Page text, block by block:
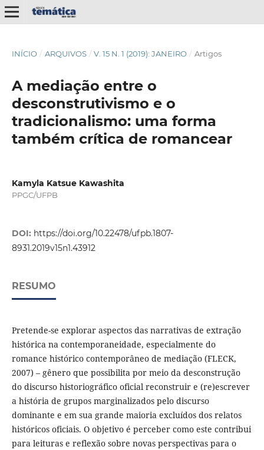
INÍCIO / ARQUIVOS / V. 15 N. 1 (2019): JANEIRO / Artigos
A mediação entre o
desconstrutivismo e o
tradicionalismo: uma forma
também crítica de romancear
Kamyla Katsue Kawashita
PPGC/UFPB
DOI: https://doi.org/10.22478/ufpb.1807-
8931.2019v15n1.43912
RESUMO
Pretende-se explorar aspectos das narrativas de extração
histórica na contemporaneidade, especialmente do
romance histórico contemporâneo de mediação (FLECK,
2007) – gênero que possibilita por meio da desconstrução
do discurso historiográfico oficial reconstruir e (re)escrever
a história de grupos marginalizados pelo discurso
dominante e em sua grande maioria excluídos dos relatos
históricos oficiais. O objetivo é perceber como este contribui
para leituras e reflexão sobre novas perspectivas para o